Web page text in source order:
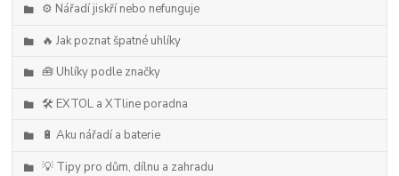
⚙️ Nářadí jiskří nebo nefunguje
🔥 Jak poznat špatné uhlíky
🧰 Uhlíky podle značky
🛠️ EXTOL a XTline poradna
🔋 Aku nářadí a baterie
💡 Tipy pro dům, dílnu a zahradu